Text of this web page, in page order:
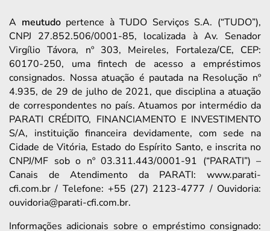
A meutudopertence à TUDO Serviços S.A. (“TUDO”),
CNPJ 27.852.506/0001-85, localizada à Av. Senador
Virgílio Távora, nº 303, Meireles, Fortaleza/CE, CEP:
60170-250, uma fintech de acesso a empréstimos
consignados. Nossa atuação é pautada na Resolução nº
4.935, de 29 de julho de 2021, que disciplina a atuação
de correspondentes no país. Atuamos por intermédio da
PARATI CRÉDITO, FINANCIAMENTO E INVESTIMENTO
S/A, instituição financeira devidamente, com sede na
Cidade de Vitória, Estado do Espírito Santo, e inscrita no
CNPJ/MF sob o nº 03.311.443/0001-91 (“PARATI”) –
Canais de Atendimento da PARATI: www.parati-
cfi.com.br / Telefone: +55 (27) 2123-4777 / Ouvidoria:
ouvidoria@parati-cfi.com.br.
Informações adicionais sobre o empréstimo consignado: